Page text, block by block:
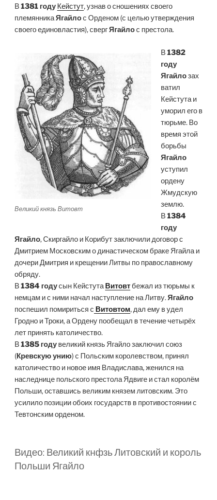
В1381 году Кейстут, узнав о сношениях своего
племянникаЯгайлос Орденом (с целью утверждения
своего единовластия), свергЯгайлос престола.
Великий князь Витовт
В1382
году
Ягайлозах
ватил
Кейстута и
уморил его в
тюрьме. Во
время этой
борьбы
Ягайло
уступил
ордену
Жмудскую
землю.
В1384
году
Ягайло, Скиргайло и Корибут заключили договор с
Дмитрием Московским о династическом браке Ягайла и
дочери Дмитрия и крещении Литвы по православному
обряду.
В1384 годусын Кейстута Витовт бежал из тюрьмы к
немцам и с ними начал наступление на Литву.Ягайло
поспешил помириться с Витовтом, дал ему в удел
Гродно и Троки, а Ордену пообещал в течение четырёх
лет принять католичество.
В1385 году великий князь Ягайло заключил союз
(Кревскую унию) с Польским королевством, принял
католичество и новое имя Владислава, женился на
наследнице польского престола Ядвиге и стал королём
Польши, оставшись великим князем литовским. Это
усилило позиции обоих государств в противостоянии с
Тевтонским орденом.
Видео: Великий кнфзь Литовский и король
Польши Ягайло